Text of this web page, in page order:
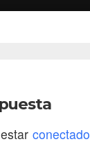
conectado